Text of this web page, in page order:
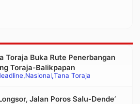
Nasional Tana Toraja
Toraja Buka Rute Penerbangan
Toraja-Balikpapan
Jalan Poros Salu-Dende’